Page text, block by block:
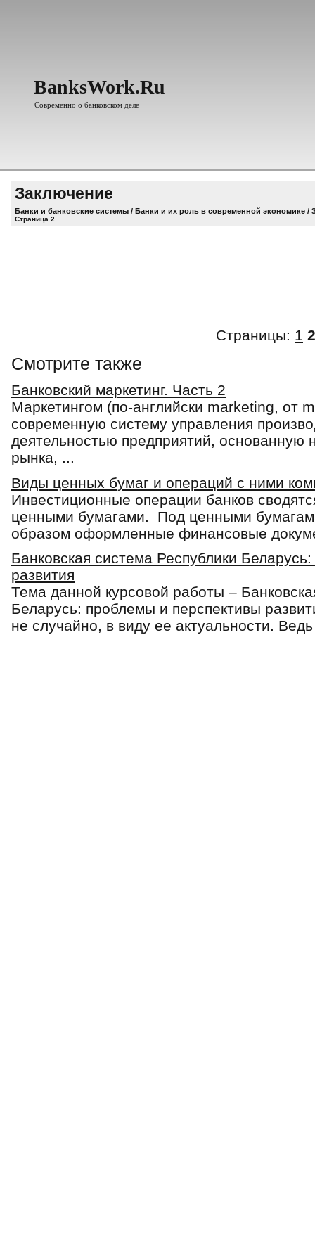
BanksWork.Ru
Современно о банковском деле
Заключение
Банки и банковские системы / Банки и их роль в современной экономике /
Страница 2
Страницы: 1 2
Смотрите также
Банковский маркетинг. Часть 2
Маркетингом (по-английски marketing, от
современную систему управления
деятельностью предприятий, основанную
рынка, ...
Виды ценных бумаг и операций с ними
Инвестиционные операции банков
ценными бумагами. Под ценными
образом оформленные финансовые
Банковская система Республики
развития
Тема данной курсовой работы –
Беларусь: проблемы и перспективы
не случайно, в виду ее актуальности.